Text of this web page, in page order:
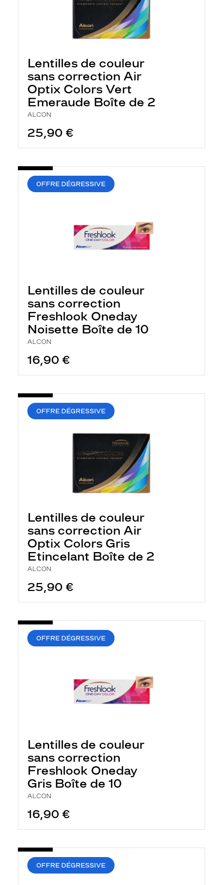
Lentilles de couleur
sans correction Air
Optix Colors Vert
Emeraude Boîte de 2
ALCON
25,90 €
OFFRE DÉGRESSIVE
Lentilles de couleur
sans correction
Freshlook Oneday
Noisette Boîte de 10
ALCON
16,90 €
OFFRE DÉGRESSIVE
Lentilles de couleur
sans correction Air
Optix Colors Gris
Etincelant Boîte de 2
ALCON
25,90 €
OFFRE DÉGRESSIVE
Lentilles de couleur
sans correction
Freshlook Oneday
Gris Boîte de 10
ALCON
16,90 €
OFFRE DÉGRESSIVE